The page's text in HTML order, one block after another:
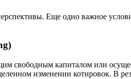
Еще одно важное
свободным капиталом или
изменении котировок. В